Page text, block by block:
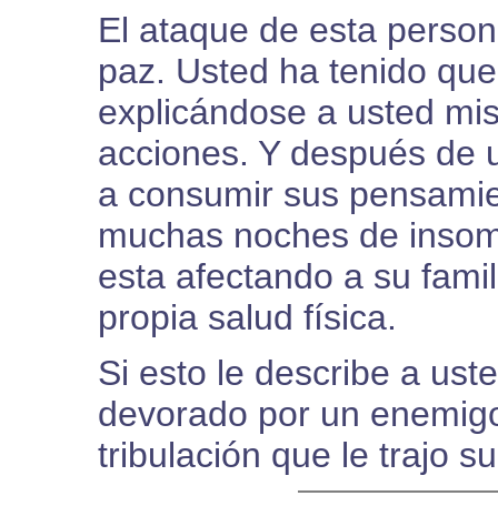
El ataque de esta
paz. Usted ha tenido
explicándose a usted
acciones. Y después de
a consumir sus
muchas noches de
esta afectando a su
propia salud física.
Si esto le describe a
devorado por un
tribulación que le trajo